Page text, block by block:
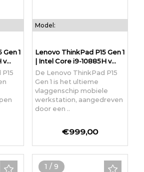
Gen 1
v...
Model:
Lenovo ThinkPad P15 Gen 1
| Intel Core i9-10885H v...
De Lenovo ThinkPad P15
Gen 1 is het ultieme
vlaggenschip mobiele
werkstation, aangedreven
door een ..
€999,00
1 / 9